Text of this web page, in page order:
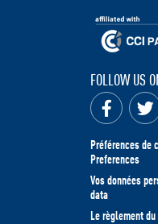
FOLLOW US
Préférences de
Preferences
Vos données
data
Le règlement